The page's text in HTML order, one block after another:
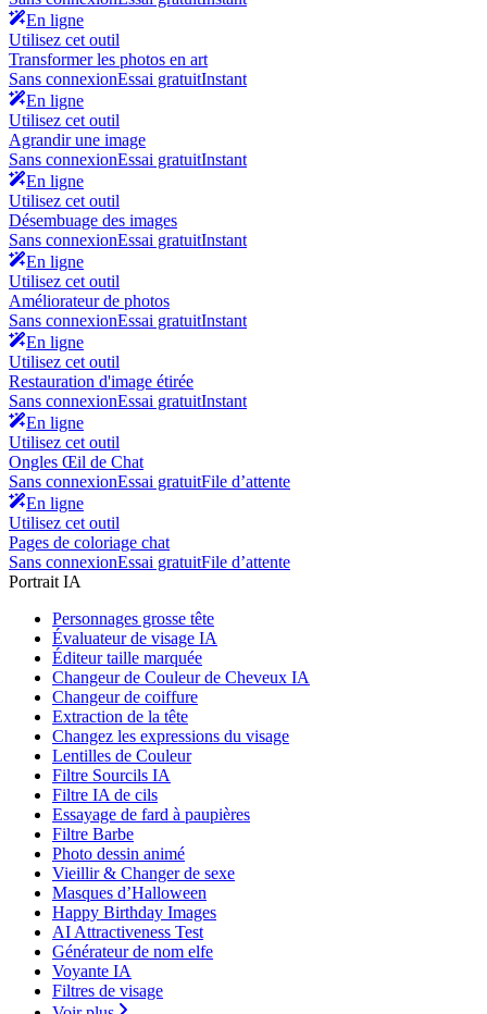
En ligne
Utilisez cet outil
Transformer les photos en art
Sans connexionEssai gratuitInstant
En ligne
Utilisez cet outil
Agrandir une image
Sans connexionEssai gratuitInstant
En ligne
Utilisez cet outil
Désembuage des images
Sans connexionEssai gratuitInstant
En ligne
Utilisez cet outil
Améliorateur de photos
Sans connexionEssai gratuitInstant
En ligne
Utilisez cet outil
Restauration d'image étirée
Sans connexionEssai gratuitInstant
En ligne
Utilisez cet outil
Ongles Œil de Chat
Sans connexionEssai gratuitFile d’attente
En ligne
Utilisez cet outil
Pages de coloriage chat
Sans connexionEssai gratuitFile d’attente
Portrait IA
Personnages grosse tête
Évaluateur de visage IA
Éditeur taille marquée
Changeur de Couleur de Cheveux IA
Changeur de coiffure
Extraction de la tête
Changez les expressions du visage
Lentilles de Couleur
Filtre Sourcils IA
Filtre IA de cils
Essayage de fard à paupières
Filtre Barbe
Photo dessin animé
Vieillir & Changer de sexe
Masques d’Halloween
Happy Birthday Images
AI Attractiveness Test
Générateur de nom elfe
Voyante IA
Filtres de visage